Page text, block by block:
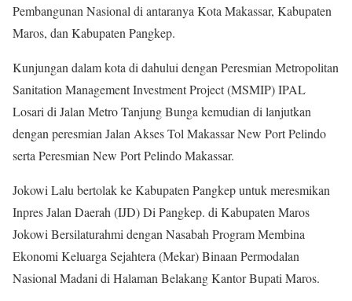
Pembangunan Nasional di antaranya Kota Makassar, Kabupaten
Maros, dan Kabupaten Pangkep.
Kunjungan dalam kota di dahului dengan Peresmian Metropolitan
Sanitation Management Investment Project (MSMIP) IPAL
Losari di Jalan Metro Tanjung Bunga kemudian di lanjutkan
dengan peresmian Jalan Akses Tol Makassar New Port Pelindo
serta Peresmian New Port Pelindo Makassar.
Jokowi Lalu bertolak ke Kabupaten Pangkep untuk meresmikan
Inpres Jalan Daerah (IJD) Di Pangkep. di Kabupaten Maros
Jokowi Bersilaturahmi dengan Nasabah Program Membina
Ekonomi Keluarga Sejahtera (Mekar) Binaan Permodalan
Nasional Madani di Halaman Belakang Kantor Bupati Maros.